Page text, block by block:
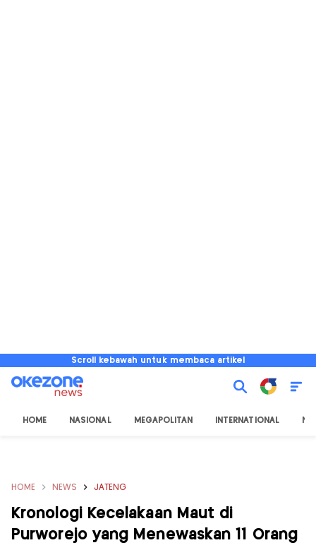
Scroll kebawah untuk membaca artikel
HOME NASIONAL MEGAPOLITAN INTERNATIONAL
HOME NEWS JATENG
Kronologi Kecelakaan Maut di
Purworejo yang Menewaskan 11 Orang